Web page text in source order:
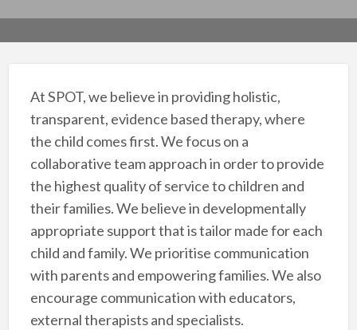
At SPOT, we believe in providing holistic,
transparent, evidence based therapy, where
the child comes first. We focus on a
collaborative team approach in order to provide
the highest quality of service to children and
their families. We believe in developmentally
appropriate support that is tailor made for each
child and family. We prioritise communication
with parents and empowering families. We also
encourage communication with educators,
external therapists and specialists.